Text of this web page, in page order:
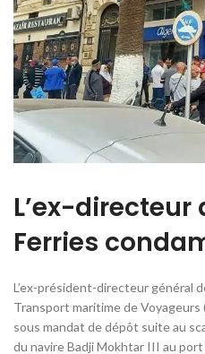
L’ex-directeur
Ferries
L’ex-président-directeur général
Transport maritime de Voyageurs
sous mandat de dépôt suite au
du navire Badji Mokhtar III au port